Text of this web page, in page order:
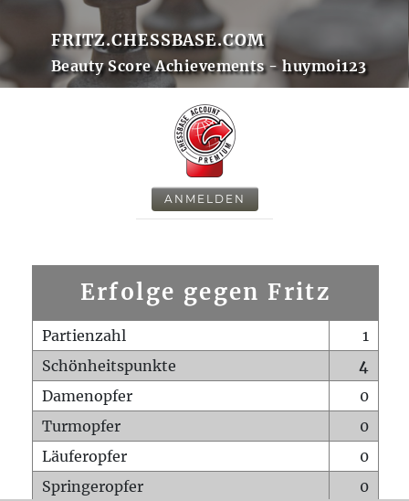
FRITZ.CHESSBASE.COM
Beauty Score Achievements - huymoi123
ANMELDEN
Erfolge gegen Fritz
Partienzahl
1
Schönheitspunkte
4
Damenopfer
0
Turmopfer
0
Läuferopfer
0
Springeropfer
0